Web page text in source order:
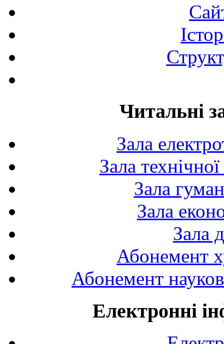
Читальні
Зала
Зала
Зала
Зала
Зала
Абонемент
Абонемент
Електронні